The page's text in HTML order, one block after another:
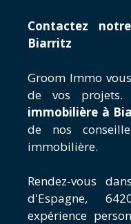
Contactez
Biarritz
Groom Immo
de vos projets.
immobilière à
de nos
immobilière.
Rendez-vous
d'Espagne,
expérience